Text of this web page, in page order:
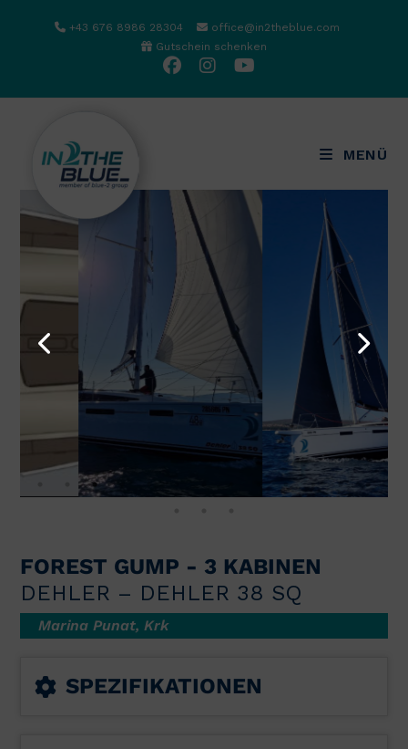
+43 676 8986 28304
office@in2theblue.com
Gutschein schenken
MENÜ
FOREST GUMP - 3 KABINEN
DEHLER – DEHLER 38 SQ
Marina Punat, Krk
SPEZIFIKATIONEN